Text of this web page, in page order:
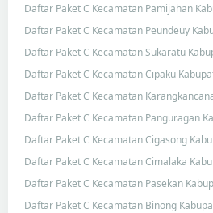
Daftar Paket C Kecamatan Pamijahan
Daftar Paket C Kecamatan Peundeuy
Daftar Paket C Kecamatan Sukaratu
Daftar Paket C Kecamatan Cipaku
Daftar Paket C Kecamatan
Daftar Paket C Kecamatan Panguragan
Daftar Paket C Kecamatan Cigasong
Daftar Paket C Kecamatan Cimalaka
Daftar Paket C Kecamatan Pasekan
Daftar Paket C Kecamatan Binong